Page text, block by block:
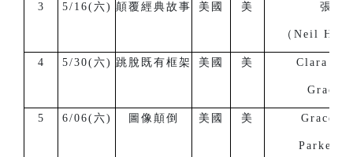
3 5/16(六) 顛覆經典故事 美國 美 張子
（Neil H.
4 5/30(六) 跳脫既有框架 美國 美 Clara
Grace
5 6/06(六) 圖像顛倒 美國 美 Grace
Parker